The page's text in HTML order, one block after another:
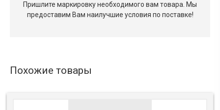
Пришлите маркировку необходимого вам товара. Мы
предоставим Вам наилучшие условия по поставке!
Похожие товары